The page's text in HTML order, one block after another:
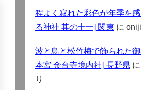
程よく寂れた彩色が年季を
る神社 其の十一] 関東 に
波と鳥と松竹梅で飾られた
本宮 金台寺境内社] 長野県 に
り